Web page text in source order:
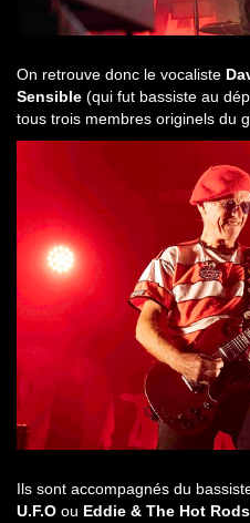
On retrouve donc le vocaliste
Sensible (qui fut bassiste au
tous trois membres originels du
Ils sont accompagnés du
U.F.O ou Eddie & The Hot Rods